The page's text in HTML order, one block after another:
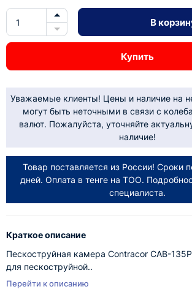
В
Купить
Уважаемые клиенты! Цены и наличие на
могут быть неточными в связи с
валют. Пожалуйста, уточняйте
наличие!
Товар поставляется из России! Сроки
дней. Оплата в тенге на ТОО.
специалиста.
Краткое описание
Пескоструйная камера Contracor CAB-
для пескоструйной..
Перейти к описанию